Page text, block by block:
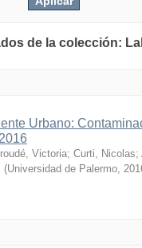
de la colección:
Urbano:
Victoria; Curti, Nicolas;
(Universidad de Palermo,